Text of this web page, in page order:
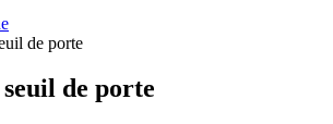
de porte
seuil de porte